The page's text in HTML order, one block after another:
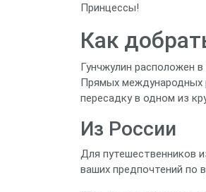
Принцессы!
Как
Гунчжулин расположен
Прямых международных
пересадку в одном из
Из России
Для путешественников
ваших предпочтений по